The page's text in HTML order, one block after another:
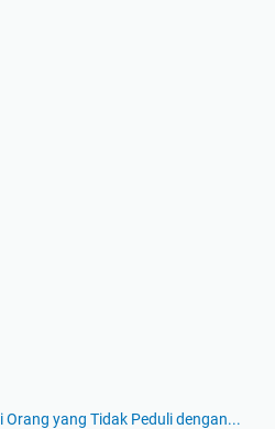
Orang yang Tidak Peduli dengan...